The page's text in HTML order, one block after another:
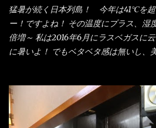
た顔『湯なし？』（これだ全く理解し
の若い女性店員が『いい！いい！！』
た。 でサッサと、木桶を用意してうど
た。 な～るほど、この事か・・・ で今
＞サイズを食べられるか？である。 前
からね、得がどれくらいの満腹度にな
桶は、銭湯で使う洗い桶サイズだなぁ
猛暑が続く日本列島！ 今年は41℃を超
ー！ですよね！ その温度にプラス、
倍増～ 私は2016年6月にラスベガスに
に暑いよ！ でもベタベタ感は無いし、
中元は、丁度お盆の夏場に日頃お世話
拶＞としての贈り物の習慣です。 今で
るかと・・・小生もお中元やお歳暮な